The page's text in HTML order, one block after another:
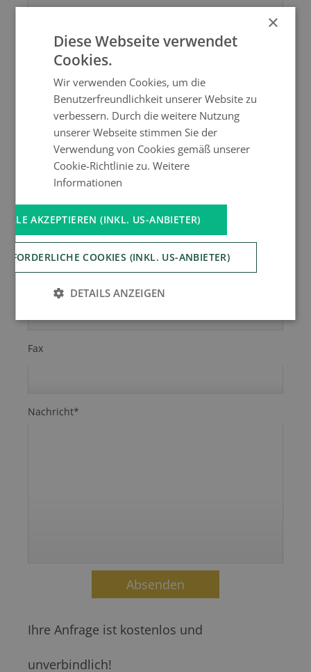
Vorname*
Nachname*
E-Mail*
Telefon
Fax
Nachricht*
Ihre Anfrage ist kostenlos und
unverbindlich!
×
Diese Webseite verwendet
Cookies.
Wir verwenden Cookies, um die
Benutzerfreundlichkeit unserer Website zu
verbessern. Durch die weitere Nutzung
unserer Webseite stimmen Sie der
Verwendung von Cookies gemäß unserer
Cookie-Richtlinie zu.Weitere
Informationen
ALLE AKZEPTIEREN (INKL. US-ANBIETER)
COOKIES (INKL. US-ANBIETER)
DETAILS ANZEIGEN